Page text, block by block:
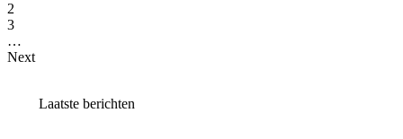
2
3
…
Next
Laatste berichten